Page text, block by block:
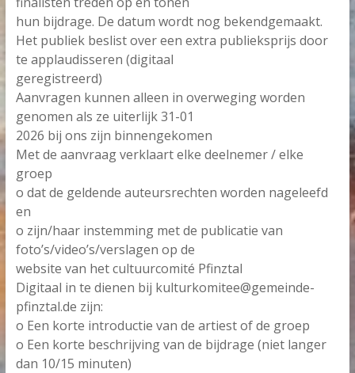
hun bijdrage. De datum wordt nog bekendgemaakt.
Het publiek beslist over een extra publieksprijs door
te applaudisseren (digitaal
geregistreerd)
Aanvragen kunnen alleen in overweging worden
genomen als ze uiterlijk 31-01
2026 bij ons zijn binnengekomen
Met de aanvraag verklaart elke deelnemer / elke
groep
o dat de geldende auteursrechten worden nageleefd
en
o zijn/haar instemming met de publicatie van
foto’s/video’s/verslagen op de
website van het cultuurcomité Pfinztal
Digitaal in te dienen bij kulturkomitee@gemeinde-
pfinztal.de zijn:
o Een korte introductie van de artiest of de groep
o Een korte beschrijving van de bijdrage (niet langer
dan 10/15 minuten)